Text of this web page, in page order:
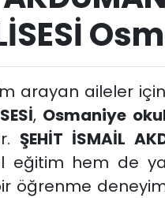
arayan aileler için
, Osmaniye
ŞEHİT İSMAİL
eğitim hem de
öğrenme